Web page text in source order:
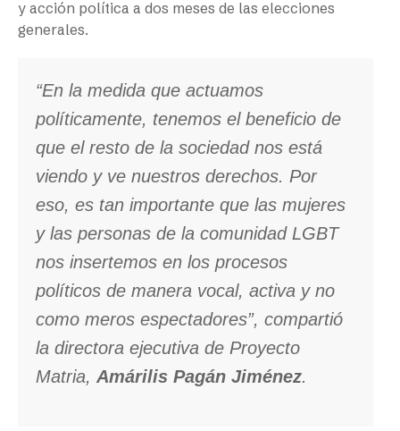
y acción política a dos meses de las elecciones
generales.
“En la medida que actuamos
políticamente, tenemos el beneficio de
que el resto de la sociedad nos está
viendo y ve nuestros derechos. Por
eso, es tan importante que las mujeres
y las personas de la comunidad LGBT
nos insertemos en los procesos
políticos de manera vocal, activa y no
como meros espectadores”, compartió
la directora ejecutiva de Proyecto
Matria, Amárilis Pagán Jiménez.